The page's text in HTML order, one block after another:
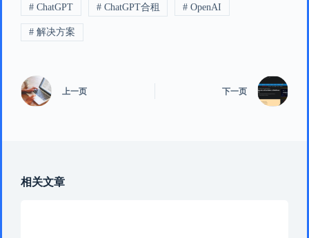
# ChatGPT # ChatGPT合租 # OpenAI
# 解决方案
上一页 下一页
相关文章